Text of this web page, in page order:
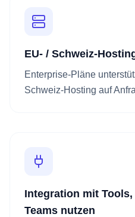
EU- / Schweiz-
Enterprise-Pläne
Schweiz-Hosting auf
Integration mit
Teams nutzen